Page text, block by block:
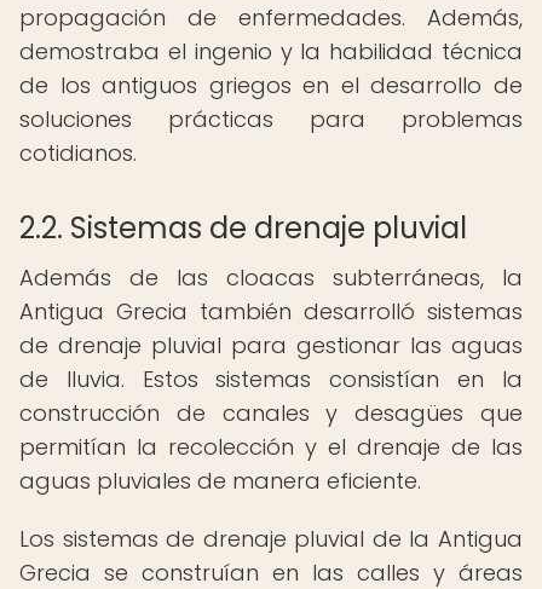
propagación de enfermedades. Además,
demostraba el ingenio y la habilidad técnica
de los antiguos griegos en el desarrollo de
soluciones prácticas para problemas
cotidianos.
2.2. Sistemas de drenaje pluvial
Además de las cloacas subterráneas, la
Antigua Grecia también desarrolló sistemas
de drenaje pluvial para gestionar las aguas
de lluvia. Estos sistemas consistían en la
construcción de canales y desagües que
permitían la recolección y el drenaje de las
aguas pluviales de manera eficiente.
Los sistemas de drenaje pluvial de la Antigua
Grecia se construían en las calles y áreas